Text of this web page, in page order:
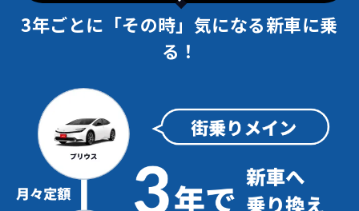
3年ごとに「その時」 気になる新車に乗
る！